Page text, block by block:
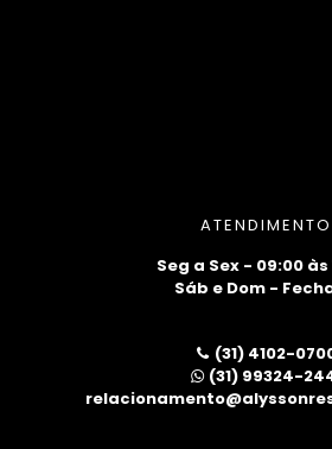
ATENDIMENTO
Seg a Sex - 09:00 às
Sáb e Dom -
(31) 4102-
(31) 99324-